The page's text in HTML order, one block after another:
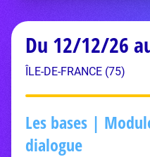
Du 12/12/26
ÎLE-DE-FRANCE (75)
Les bases |
dialogue